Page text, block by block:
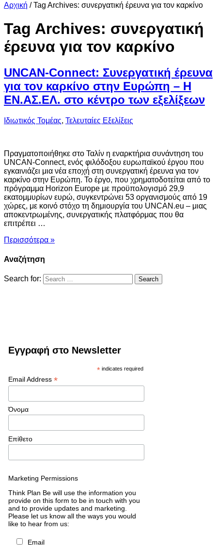
Αρχική / Tag Archives: συνεργατική έρευνα για τον καρκίνο
Tag Archives: συνεργατική
έρευνα για τον καρκίνο
UNCAN-Connect: Συνεργατική έρευνα
για τον καρκίνο στην Ευρώπη – Η
ΕΝ.ΑΣ.ΕΛ. στο κέντρο των εξελίξεων
Ιδιωτικός Τομέας, Τελευταίες Εξελίξεις
Πραγματοποιήθηκε στο Ταλίν η εναρκτήρια συνάντηση του
UNCAN-Connect, ενός φιλόδοξου ευρωπαϊκού έργου που
εγκαινιάζει μια νέα εποχή στη συνεργατική έρευνα για τον
καρκίνο στην Ευρώπη. Το έργο, που χρηματοδοτείται από το
πρόγραμμα Horizon Europe με προϋπολογισμό 29,9
εκατομμυρίων ευρώ, συγκεντρώνει 53 οργανισμούς από 19
χώρες, με κοινό στόχο τη δημιουργία του UNCAN.eu – μιας
αποκεντρωμένης, συνεργατικής πλατφόρμας που θα
επιτρέπει …
Περισσότερα »
Αναζήτηση
Search for:
Εγγραφή στο Newsletter
* indicates required
Email Address *
Όνομα
Επίθετο
Marketing Permissions
Think Plan Be will use the information you
provide on this form to be in touch with you
and to provide updates and marketing.
Please let us know all the ways you would
like to hear from us:
Email